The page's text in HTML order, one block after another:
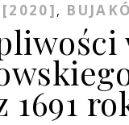
[2020] ,
1691